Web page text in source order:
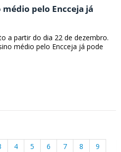
pelo Encceja já
a partir do dia 22 de dezembro.
médio pelo Encceja já pode
4 5 6 7 8
9